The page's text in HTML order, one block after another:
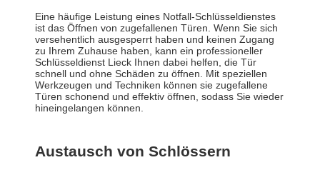
Eine häufige Leistung eines Notfall-Schlüsseldienstes
ist das Öffnen von zugefallenen Türen. Wenn Sie sich
versehentlich ausgesperrt haben und keinen Zugang
zu Ihrem Zuhause haben, kann ein professioneller
Schlüsseldienst Lieck Ihnen dabei helfen, die Tür
schnell und ohne Schäden zu öffnen. Mit speziellen
Werkzeugen und Techniken können sie zugefallene
Türen schonend und effektiv öffnen, sodass Sie wieder
hineingelangen können.
Austausch von Schlössern